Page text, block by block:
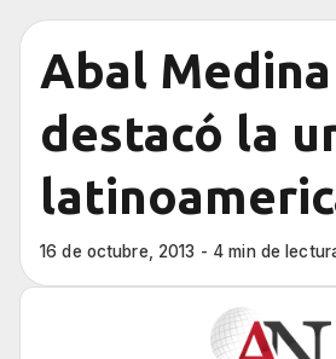
Abal Medina
destacó la
un homenaje
Morales
16 de octubre, 2013 - 4 min de